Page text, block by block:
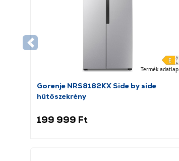
Termék adatlap
Gorenje NRS8182KX Side by side
hűtőszekrény
199 999 Ft